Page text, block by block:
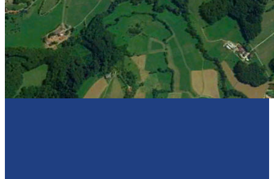
Kontakt mit uns
Vereine und Sporthallen
Impressum & Datenschutz
Download